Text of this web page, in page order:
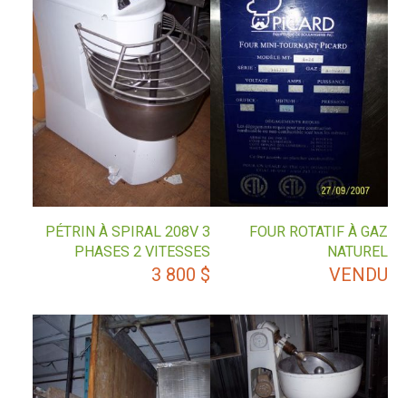
FOUR ROTATIF À GAZ
NATUREL
VENDU
PÉTRIN À SPIRAL 208V 3
PHASES 2 VITESSES
3 800 $